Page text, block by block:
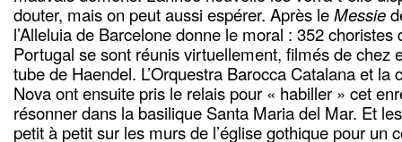
douter, mais on peut aussi espérer. Après leMessie
l’Alleluia de Barcelone donne le moral : 352 choristes
Portugal se sont réunis virtuellement, filmés de chez
tube de Haendel. L’Orquestra Barocca Catalana et la
Nova ont ensuite pris le relais pour « habiller » cet
résonner dans la basilique Santa Maria del Mar. Et
petit à petit sur les murs de l’église gothique pour un